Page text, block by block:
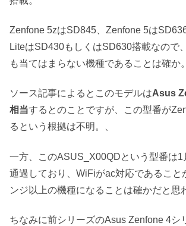
Zenfone 5zはSD845、Zenfone 5は
LiteはSD430もしくはSD630搭載なので
も当てはまらない機種であることは確か。
ソース記事によるとこのモデルはAsus
相当するとのことですが、この型番が
るという根拠は不明。、
一方、このASUS_X00QDという型番は1
通過しており、WiFiがac対応であること
ンジ以上の機種になることは確かだと思
ちなみに前シリーズのAsus Zenfone 4シ